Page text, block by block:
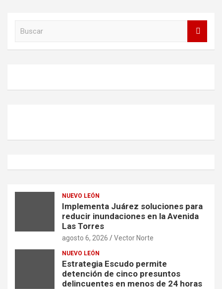
NUEVO LEÓN
Implementa Juárez soluciones para
reducir inundaciones en la Avenida
Las Torres
agosto 6, 2026 Vector Norte
NUEVO LEÓN
Estrategia Escudo permite
detención de cinco presuntos
delincuentes en menos de 24 horas